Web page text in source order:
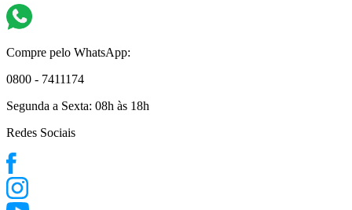
Compre pelo WhatsApp:
0800 - 7411174
Segunda a Sexta: 08h às 18h
Redes Sociais